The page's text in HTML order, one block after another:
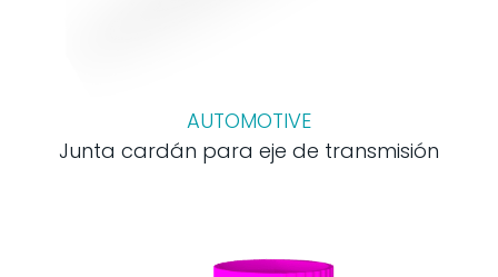
AUTOMOTIVE
Junta cardán para eje de transmisión